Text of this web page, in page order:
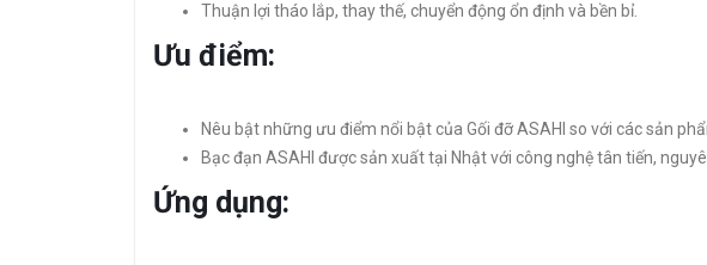
Thuận lợi tháo lắp, thay thế, chuyển động ổn định và bền bỉ.
Ưu điểm:
Nêu bật những ưu điểm nổi bật của Gối đỡ ASAHI so với các sản
Bạc đạn ASAHI được sản xuất tại Nhật với công nghệ tân tiến,
Ứng dụng: